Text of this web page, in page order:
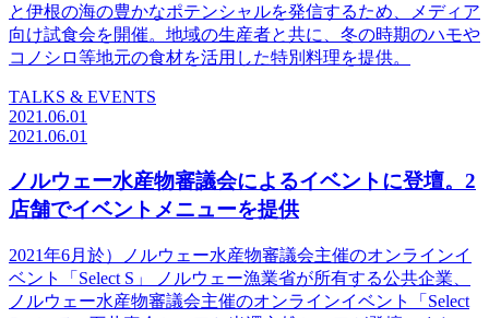
と伊根の海の豊かなポテンシャルを発信するため、メディア
向け試食会を開催。地域の生産者と共に、冬の時期のハモや
コノシロ等地元の食材を活用した特別料理を提供。
TALKS & EVENTS
2021.06.01
2021.06.01
ノルウェー水産物審議会によるイベントに登壇。2
店舗でイベントメニューを提供
2021年6月於）ノルウェー水産物審議会主催のオンラインイ
ベント「Select S」 ノルウェー漁業省が所有する公共企業、
ノルウェー水産物審議会主催のオンラインイベント「Select